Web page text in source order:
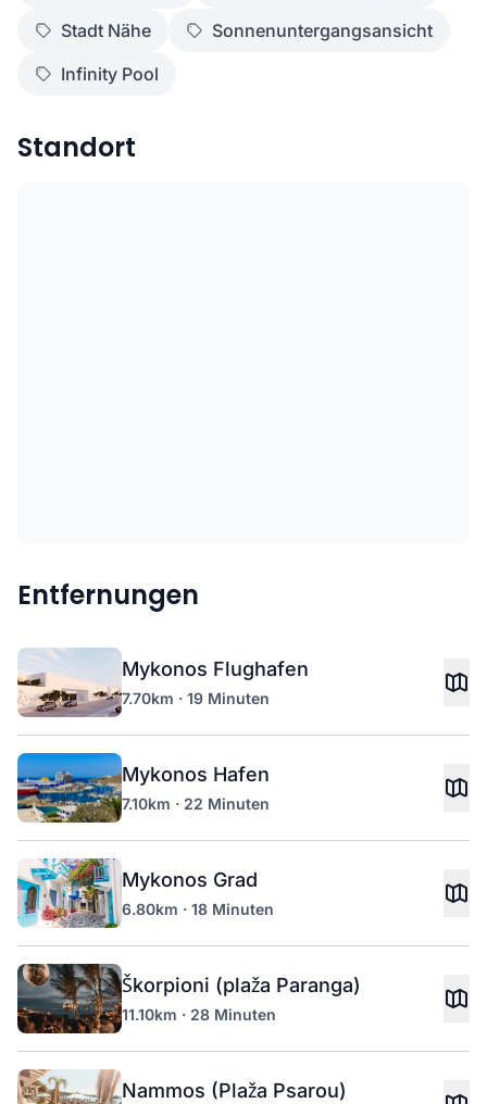
Stadt Nähe
Sonnenuntergangsansicht
Infinity Pool
Standort
Entfernungen
Mykonos Flughafen
7.70km · 19 Minuten
Mykonos Hafen
7.10km · 22 Minuten
Mykonos Grad
6.80km · 18 Minuten
Škorpioni (plaža Paranga)
11.10km · 28 Minuten
Nammos (Plaža Psarou)